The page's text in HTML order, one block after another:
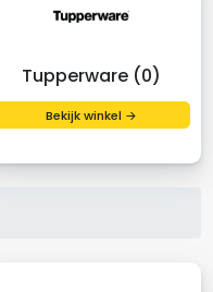
Tupperware (0)
Bekijk winkel →